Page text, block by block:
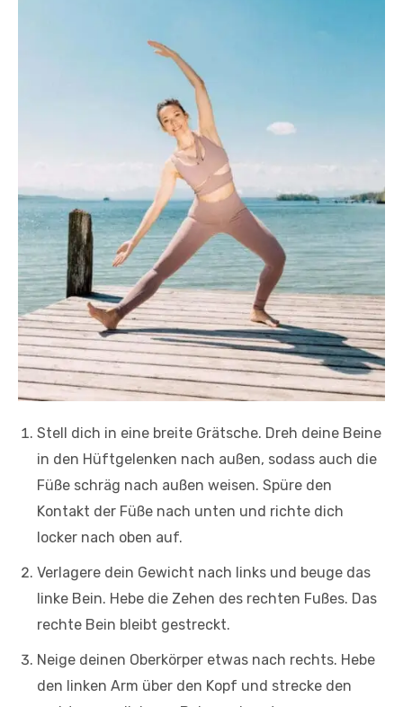
Stell dich in eine breite Grätsche. Dreh deine Beine
in den Hüftgelenken nach außen, sodass auch die
Füße schräg nach außen weisen. Spüre den
Kontakt der Füße nach unten und richte dich
locker nach oben auf.
Verlagere dein Gewicht nach links und beuge das
linke Bein. Hebe die Zehen des rechten Fußes. Das
rechte Bein bleibt gestreckt.
Neige deinen Oberkörper etwas nach rechts. Hebe
den linken Arm über den Kopf und strecke den